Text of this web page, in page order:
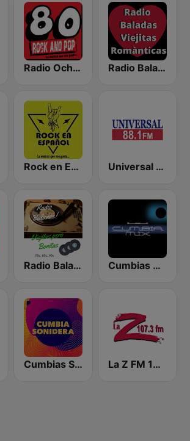
Radio Ochentas México Radio Baladas Viejitas Románticas
Rock en Español Radio Universal 88.1 FM
Radio Baladas Viejitas Bonitas Cumbias Mezcladas
Cumbias Sonideras DJec La Z FM 107.3